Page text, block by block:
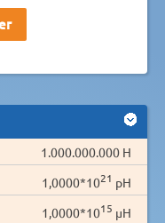
1.000.000.000 H
1,0000*1021 pH
1,0000*1015 µH